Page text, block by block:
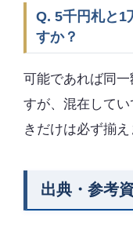
Q. 5千円札と1
すか？
可能であれば同
すが、混在して
きだけは必ず揃え
出典・参考